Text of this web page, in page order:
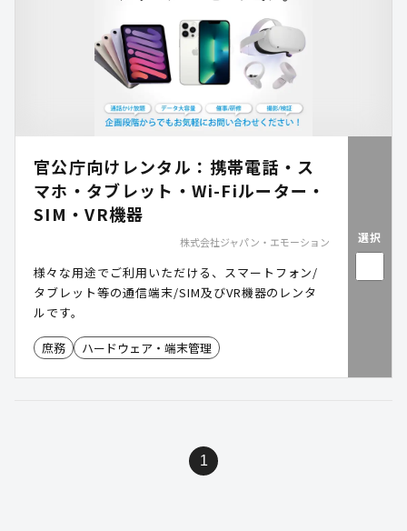
官公庁向けレンタル：携帯電話・ス
マホ・タブレット・Wi-Fiルーター・
SIM・VR機器
株式会社ジャパン・エモーション
様々な用途でご利用いただける、スマートフォン/
タブレット等の通信端末/SIM及びVR機器のレンタ
ルです。
庶務 ハードウェア・端末管理
選択
1